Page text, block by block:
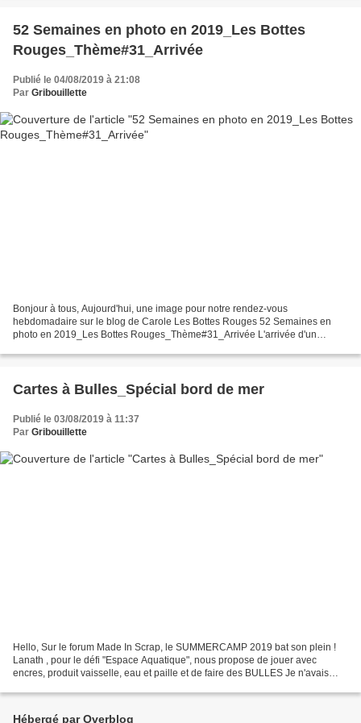
52 Semaines en photo en 2019_Les Bottes
Rouges_Thème#31_Arrivée
Publié le 04/08/2019 à 21:08
Par Gribouillette
Bonjour à tous, Aujourd'hui, une image pour notre rendez-vous
hebdomadaire sur le blog de Carole Les Bottes Rouges 52 Semaines en
photo en 2019_Les Bottes Rouges_Thème#31_Arrivée L'arrivée d'un
Cartes à Bulles_Spécial bord de mer
Publié le 03/08/2019 à 11:37
Par Gribouillette
Hello, Sur le forum Made In Scrap, le SUMMERCAMP 2019 bat son plein !
Lanath , pour le défi "Espace Aquatique", nous propose de jouer avec
encres, produit vaisselle, eau et paille et de faire des BULLES Je n'avais
Hébergé par Overblog